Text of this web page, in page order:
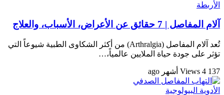
الأربطة
آلام المفاصل | 7 حقائق عن الأعراض، الأسباب، والعلاج
تُعد آلام المفاصل (Arthralgia) من أكثر الشكاوى الطبية شيوعاً التي
تؤثر على جودة حياة الملايين عالمياً،…
137 Views 4 أشهر ago
الأدوية البيولوجية